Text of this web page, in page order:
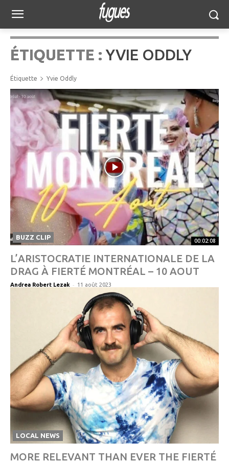
ÉTIQUETTE :YVIE ODDLY
Étiquette Yvie Oddly
BUZZ CLIP 00:02:08
L’ARISTOCRATIE INTERNATIONALE DE LA
DRAG À FIERTÉ MONTRÉAL – 10 AOUT
Andrea Robert Lezak - 11 août 2023
LOCAL NEWS
MORE RELEVANT THAN EVER THE FIERTÉ